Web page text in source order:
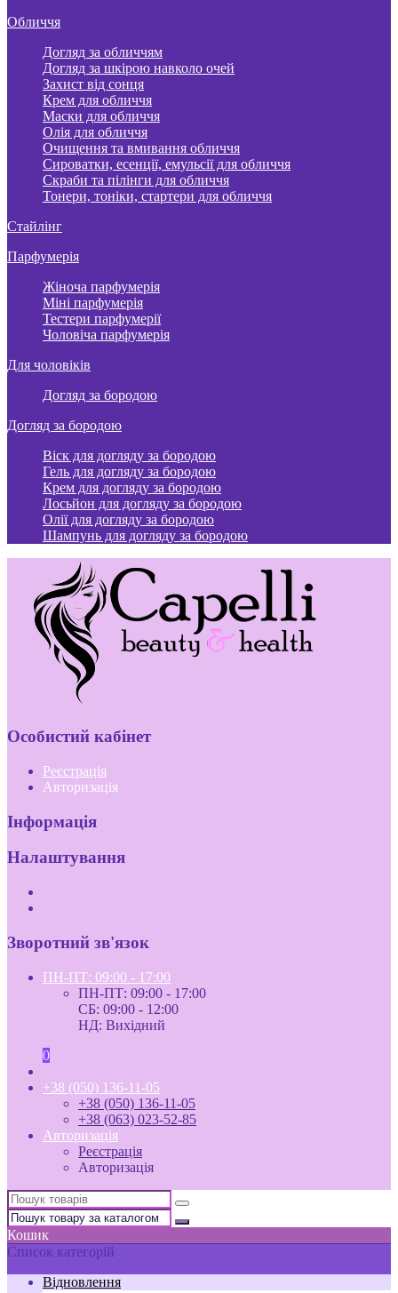
Обличчя
Догляд за обличчям
Догляд за шкірою навколо очей
Захист від сонця
Крем для обличчя
Маски для обличчя
Олія для обличчя
Очищення та вмивання обличчя
Сироватки, есенції, емульсії для обличчя
Скраби та пілінги для обличчя
Тонери, тоніки, стартери для обличчя
Стайлінг
Парфумерія
Жіноча парфумерія
Міні парфумерія
Тестери парфумерії
Чоловіча парфумерія
Для чоловіків
Догляд за бородою
Догляд за бородою
Віск для догляду за бородою
Гель для догляду за бородою
Крем для догляду за бородою
Лосьйон для догляду за бородою
Олії для догляду за бородою
Шампунь для догляду за бородою
Особистий кабінет
Реєстрація
Авторизація
Інформація
Налаштування
Зворотний зв'язок
ПН-ПТ: 09:00 - 17:00
ПН-ПТ: 09:00 - 17:00
СБ: 09:00 - 12:00
НД: Вихідний
0
+38 (050) 136-11-05
+38 (050) 136-11-05
+38 (063) 023-52-85
Авторизація
Реєстрація
Авторизація
Кошик
Список категорій
Відновлення